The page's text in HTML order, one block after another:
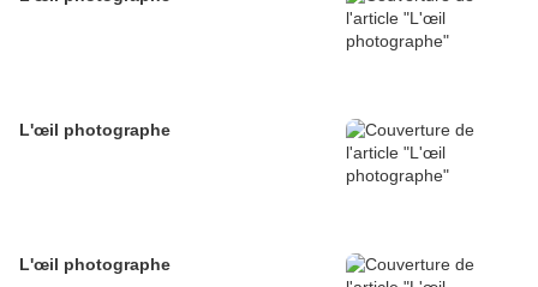
L'œil photographe
L'œil photographe